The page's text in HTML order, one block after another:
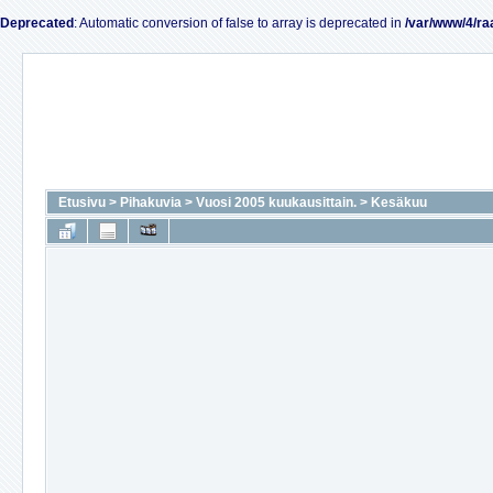
Deprecated : Automatic conversion of false to array is deprecated in /var/www/4/
Etusivu > Pihakuvia > Vuosi 2005 kuukausittain. > Kesäkuu